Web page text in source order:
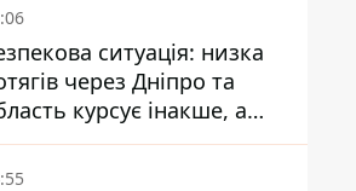
ситуація: низка
через Дніпро та
курсує інакше, а
шляху замінили
та